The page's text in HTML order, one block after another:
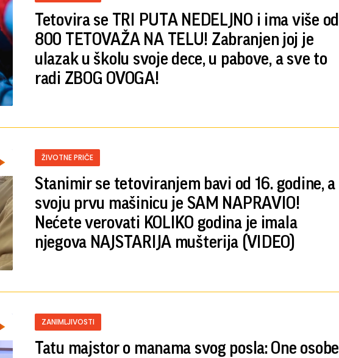
Tetovira se TRI PUTA NEDELJNO i ima više od
800 TETOVAŽA NA TELU! Zabranjen joj je
ulazak u školu svoje dece, u pabove, a sve to
radi ZBOG OVOGA!
ŽIVOTNE PRIČE
Stanimir se tetoviranjem bavi od 16. godine, a
svoju prvu mašinicu je SAM NAPRAVIO!
Nećete verovati KOLIKO godina je imala
njegova NAJSTARIJA mušterija (VIDEO)
ZANIMLJIVOSTI
Tatu majstor o manama svog posla: One osobe